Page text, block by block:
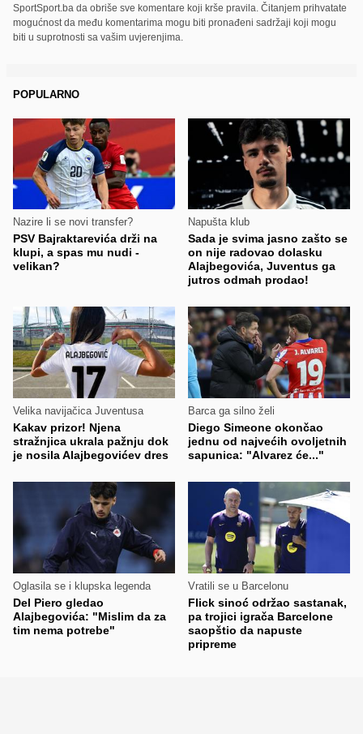
SportSport.ba da obriše sve komentare koji krše pravila. Čitanjem prihvatate
mogućnost da među komentarima mogu biti pronađeni sadržaji koji mogu
biti u suprotnosti sa vašim uvjerenjima.
POPULARNO
Nazire li se novi transfer?
PSV Bajraktarevića drži na
klupi, a spas mu nudi -
velikan?
Napušta klub
Sada je svima jasno zašto se
on nije radovao dolasku
Alajbegovića, Juventus ga
jutros odmah prodao!
Velika navijačica Juventusa
Kakav prizor! Njena
stražnjica ukrala pažnju dok
je nosila Alajbegovićev dres
Barca ga silno želi
Diego Simeone okončao
jednu od najvećih ovoljetnih
sapunica: "Alvarez će..."
Oglasila se i klupska legenda
Del Piero gledao
Alajbegovića: "Mislim da za
tim nema potrebe"
Vratili se u Barcelonu
Flick sinoć održao sastanak,
pa trojici igrača Barcelone
saopštio da napuste
pripreme